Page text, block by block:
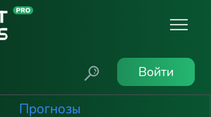
Войти
Прогнозы